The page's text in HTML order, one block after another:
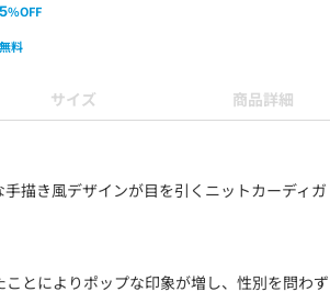
5%OFF
料
サイズ 商品詳細
描き風デザインが目を引くニットカーディガ
とによりポップな印象が増し、性別を問わず